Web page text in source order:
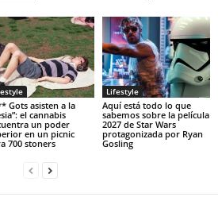
Gots asisten a la
el cannabis
un poder
en un picnic
700 stoners
Lifestyle
Aquí está todo lo que
sabemos sobre la película
2027 de Star Wars
protagonizada por Ryan
Gosling